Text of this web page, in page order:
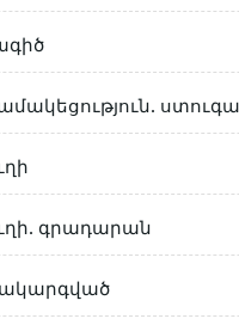
գրադարան